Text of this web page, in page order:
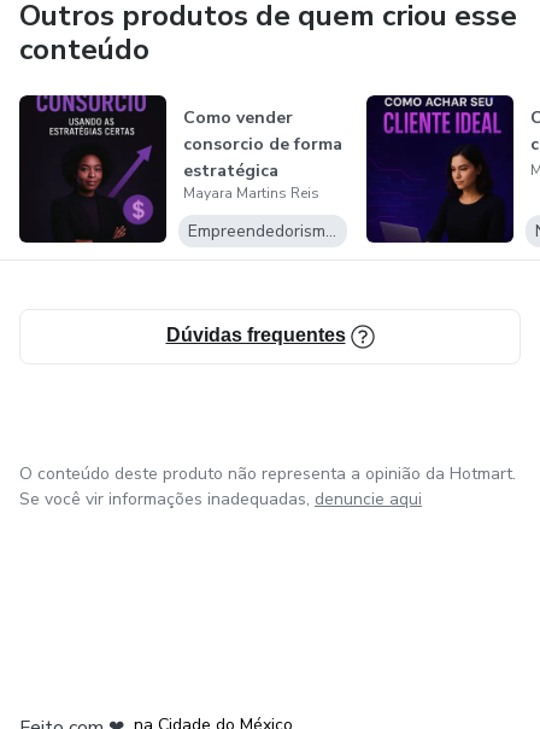
Outros produtos de quem criou esse
conteúdo
Como vender
consorcio de forma
estratégica
Mayara Martins Reis
Empreendedorismo Digital
Dúvidas frequentes
O conteúdo deste produto não representa a opinião da Hotmart.
Se você vir informações inadequadas, denuncie aqui